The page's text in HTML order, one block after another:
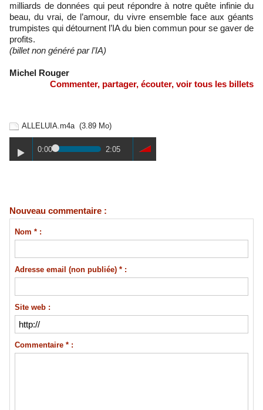
milliards de données qui peut répondre à notre quête infinie du
beau, du vrai, de l’amour, du vivre ensemble face aux géants
trumpistes qui détournent l’IA du bien commun pour se gaver de
profits.
(billet non généré par l’IA)
Michel Rouger
Commenter, partager, écouter, voir tous les billets
ALLELUIA.m4a (3.89 Mo)
0:00 2:05
Nouveau commentaire :
Nom * :
Adresse email (non publiée) * :
Site web :
Commentaire * :